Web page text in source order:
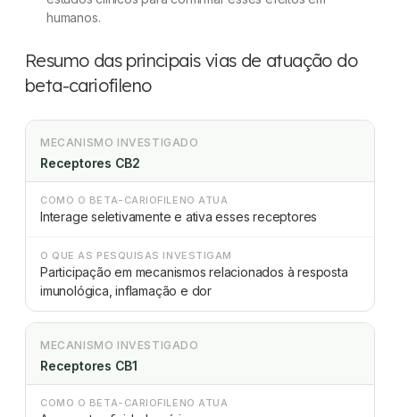
humanos.
Resumo das principais vias de atuação do
beta-cariofileno
MECANISMO INVESTIGADO
Receptores CB2
COMO O BETA-CARIOFILENO ATUA
Interage seletivamente e ativa esses receptores
O QUE AS PESQUISAS INVESTIGAM
Participação em mecanismos relacionados à resposta
imunológica, inflamação e dor
MECANISMO INVESTIGADO
Receptores CB1
COMO O BETA-CARIOFILENO ATUA